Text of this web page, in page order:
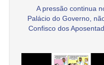
A pressão continua
Palácio do Governo,
Confisco dos